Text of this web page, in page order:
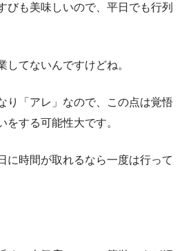
びも美味しいので、平日でも行列
してないんですけどね。
り「アレ」なので、この点は覚悟
をする可能性大です。
に時間が取れるなら一度は行って